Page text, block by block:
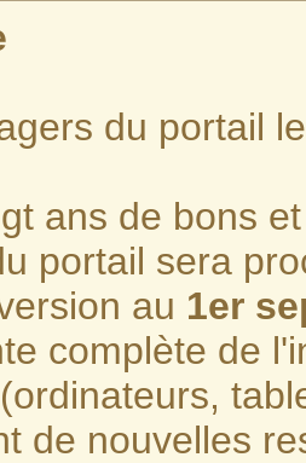
du portail
ans de bons
portail sera
au 1er
complète de
de nouvelles